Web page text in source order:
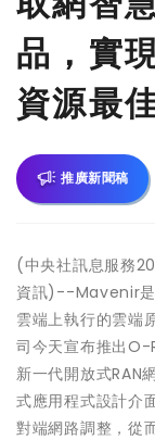
品，實
資源最
推廣新聞稿
(中央社訊息服務
資訊)--Mavenir是
雲端上執行的雲端
司今天宣布推出O-
新一代開放式RAN
式應用程式設計介
對端網路調整，從